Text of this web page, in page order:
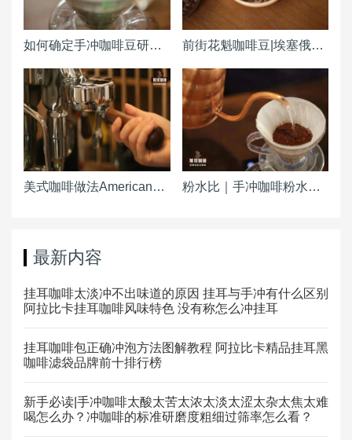
如何确定手冲咖啡豆研磨度粗细（粗幼） 咖啡磨豆机刻度怎么调整？ 前街花魁咖啡豆|埃塞俄比亚原西达摩古吉产区日晒花魁咖啡产区风味特点 和瑰夏有关系吗
美式咖啡做法Americano ｜热美式咖啡粉水比例参考 冰美式咖啡浓缩粉水冰块比例是多少 粉水比｜手冲咖啡粉水比怎么计算 冷萃手冲粉水比
最新内容
挂耳咖啡太淡冲不出味道的原因 挂耳与手冲有什么区别
阿拉比卡挂耳咖啡风味特色 没有称怎么冲挂耳
挂耳咖啡包正确冲泡方法图解教程 阿拉比卡精品挂耳黑
咖啡滤袋品牌前十排行榜
新手必读|手冲咖啡太酸太苦太浓太淡太涩太杂太焦太难
喝怎么办？冲咖啡的标准研磨度粗细过筛率怎么看？